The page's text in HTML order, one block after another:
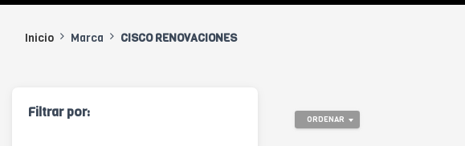
Inicio Marca CISCO RENOVACIONES
Filtrar por: ORDENAR